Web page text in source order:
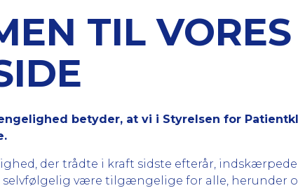
TIL
betyder, at vi i Styrelsen for
der trådte i kraft sidste efterår,
selvfølgelig være tilgængelige for alle, herunder